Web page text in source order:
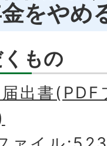
をやめ
もの
出書(PDF